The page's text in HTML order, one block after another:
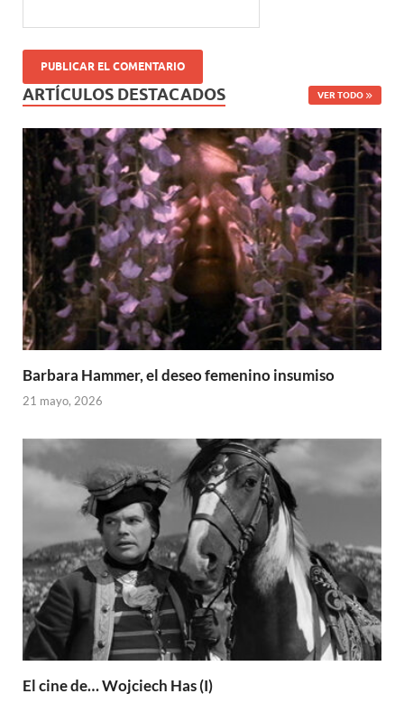
ARTÍCULOS DESTACADOS VER TODO
Barbara Hammer, el deseo femenino insumiso
21 mayo, 2026
El cine de… Wojciech Has (I)